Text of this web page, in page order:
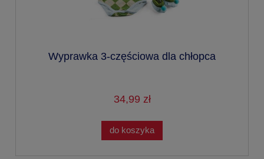
Wyprawka 3-częściowa dla chłopca
34,99 zł
do koszyka